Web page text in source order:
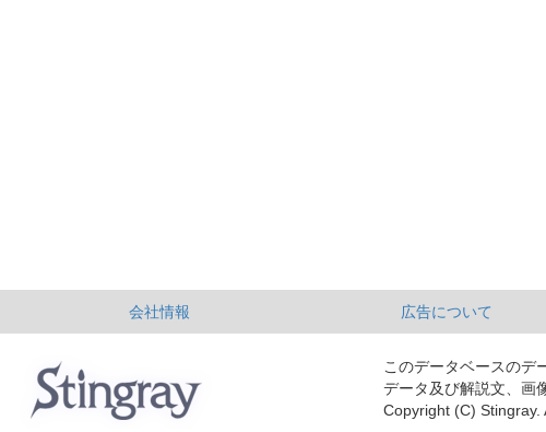
会社情報 広告について
このデータベースのデ
データ及び解説文、画
Copyright (C) Stingray.